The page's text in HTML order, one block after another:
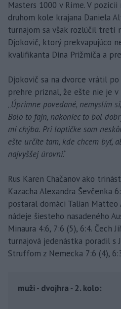
Masters 1000 v Ríme. V
druhom kole krajana Daniela
turnajom sa však rozlúčil tretí
Djokovič, ktorý prekvapujúco
kvalifikanta Dina Prižmiča a
Djokovič sa na dvorce vrátil
prehre priznal, že ešte nie je
„Úprimne povedané, nemyslím
Bolo to fajn, nakoniec to bol
mi chýba. Pri loptičke som
ešte určite tam, kde chcem byť,
najvyššej úrovni.“
Rus Karen Chačanov ako
Kazacha Alexandra Ševčenka
postaral domáci Talian
nádeje šiesteho nasadeného
Minaura 4:6, 7:6 (5), 6:4. Čech
turnajová jedenástka poradil s
Struffom z Nemecka 7:6 (4),
muži - dvojhra - 2. kolo: